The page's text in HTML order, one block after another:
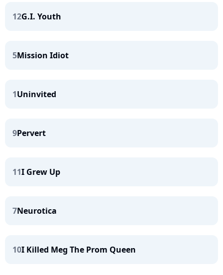
12G.I. Youth
5Mission Idiot
1Uninvited
9Pervert
11I Grew Up
7Neurotica
10I Killed Meg The Prom Queen